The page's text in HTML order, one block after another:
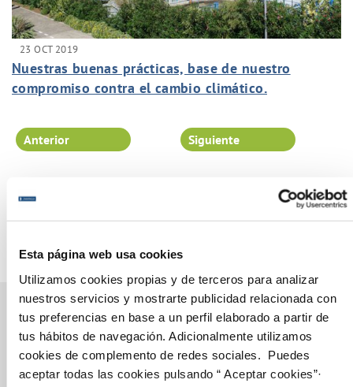
Esta página web usa cookies
Utilizamos cookies propias y de terceros para analizar
nuestros servicios y mostrarte publicidad relacionada con
tus preferencias en base a un perfil elaborado a partir de
tus hábitos de navegación. Adicionalmente utilizamos
cookies de complemento de redes sociales. Puedes
aceptar todas las cookies pulsando “ Aceptar cookies”·
23 OCT 2019
Nuestras buenas prácticas, base de nuestro
compromiso contra el cambio climático.
Página 96 de 102
Anterior Siguiente
Gestiones Online